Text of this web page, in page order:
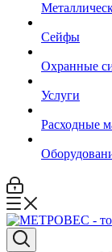
Сейфы
Охранные
Услуги
Расходные